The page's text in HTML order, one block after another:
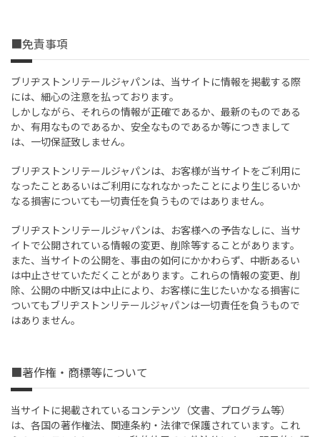
■免責事項
ブリヂストンリテールジャパンは、当サイトに情報を掲載する際
には、細心の注意を払っております。
しかしながら、それらの情報が正確であるか、最新のものである
か、有用なものであるか、安全なものであるか等につきまして
は、一切保証致しません。
ブリヂストンリテールジャパンは、お客様が当サイトをご利用に
なったことあるいはご利用になれなかったことにより生じるいか
なる損害についても一切責任を負うものではありません。
ブリヂストンリテールジャパンは、お客様への予告なしに、当サ
イトで公開されている情報の変更、削除等することがあります。
また、当サイトの公開を、事由の如何にかかわらず、中断あるい
は中止させていただくことがあります。これらの情報の変更、削
除、公開の中断又は中止により、お客様に生じたいかなる損害に
ついてもブリヂストンリテールジャパンは一切責任を負うもので
はありません。
■著作権・商標等について
当サイトに掲載されているコンテンツ（文書、プログラム等）
は、各国の著作権法、関連条約・法律で保護されています。これ